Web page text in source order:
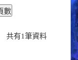
共有1筆資料